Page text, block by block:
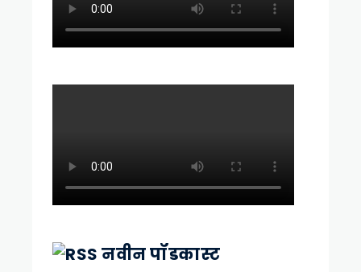
नवीन पॉडकास्ट